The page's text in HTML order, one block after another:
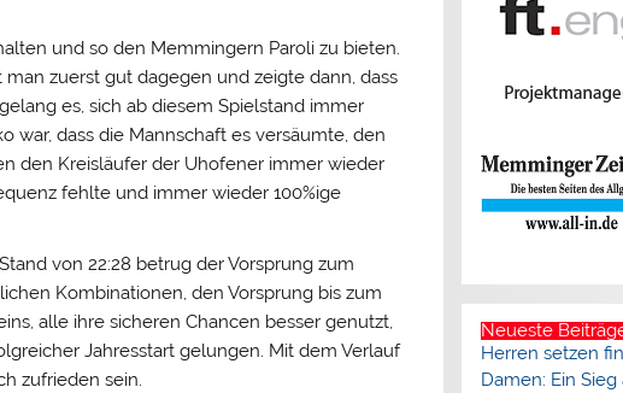
und so den Memmingern Paroli zu bieten.
zuerst gut dagegen und zeigte dann, dass
es, sich ab diesem Spielstand immer
war, dass die Mannschaft es versäumte, den
den Kreisläufer der Uhofener immer wieder
fehlte und immer wieder 100%ige
von 22:28 betrug der Vorsprung zum
Kombinationen, den Vorsprung bis zum
alle ihre sicheren Chancen besser genutzt,
Jahresstart gelungen. Mit dem Verlauf
zufrieden sein.
Neueste
Herren setzen
Damen: Ein